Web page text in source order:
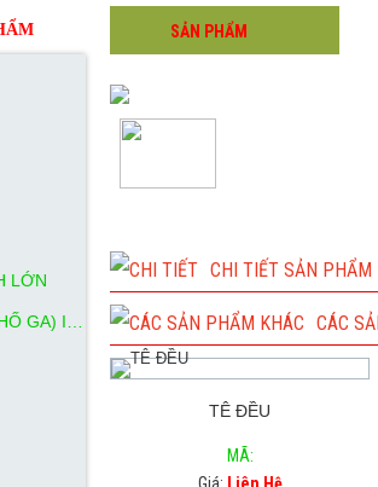
LỚN
CÚT
ĐỀU
VẶN
REN
REN
REN
REN
REN
REN
SẢN PHẨM
CHI TIẾT SẢN PHẨM
CÁC
TÊ ĐỀU
MÃ: